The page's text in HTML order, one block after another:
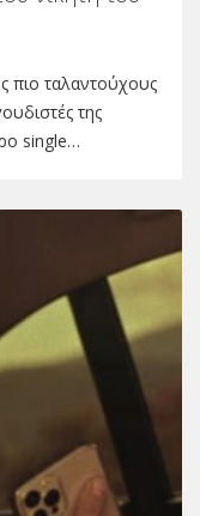
πιο ταλαντούχους
της
single…